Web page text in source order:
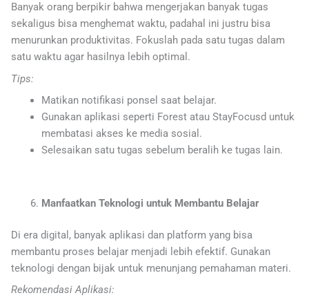
Banyak orang berpikir bahwa mengerjakan banyak tugas
sekaligus bisa menghemat waktu, padahal ini justru bisa
menurunkan produktivitas. Fokuslah pada satu tugas dalam
satu waktu agar hasilnya lebih optimal.
Tips:
Matikan notifikasi ponsel saat belajar.
Gunakan aplikasi seperti Forest atau StayFocusd untuk
membatasi akses ke media sosial.
Selesaikan satu tugas sebelum beralih ke tugas lain.
Manfaatkan Teknologi untuk Membantu Belajar
Di era digital, banyak aplikasi dan platform yang bisa
membantu proses belajar menjadi lebih efektif. Gunakan
teknologi dengan bijak untuk menunjang pemahaman materi.
Rekomendasi Aplikasi: